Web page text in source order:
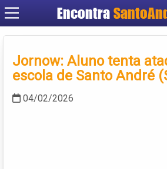
Encontra
Cadastrar
Criar conta
Jornow: Aluno tenta
escola de Santo André
04/02/2026